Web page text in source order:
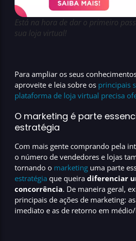
Está na hora de dar o primeiro
sua loja virtual!
Para ampliar os seus
aproveite e leia sobre os principais
plataforma de loja virtual precisa
O marketing é parte
estratégia
Com mais gente comprando pela
o número de vendedores e lojas
tornando o marketing uma parte
estratégia que queira diferenciar
concorrência. De maneira geral,
principais de ações de marketing:
imediato e as de retorno em